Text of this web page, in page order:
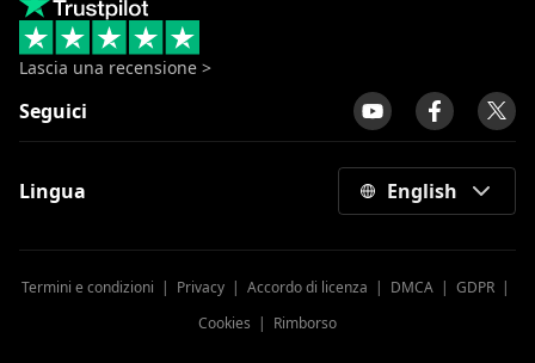
Lascia una recensione >
Seguici
Lingua English
Termini e condizioni | Privacy | Accordo di licenza | DMCA | GDPR |
Cookies | Rimborso